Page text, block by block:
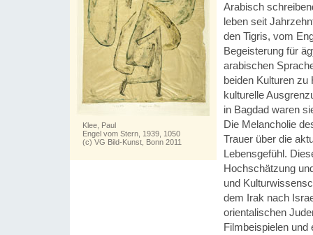
Klee, Paul
Engel vom Stern, 1939, 1050
(c) VG Bild-Kunst, Bonn 2011
Arabisch
leben seit
den Tigris, vom
Begeisterung für
arabischen
beiden Kulturen zu
kulturelle
in Bagdad waren
Die Melancholie
Trauer über die
Lebensgefühl.
Hochschätzung
und
dem Irak nach
orientalischen
Filmbeispielen und